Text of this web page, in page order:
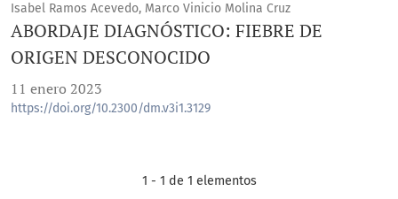
Isabel Ramos Acevedo, Marco Vinicio Molina Cruz
ABORDAJE DIAGNÓSTICO: FIEBRE DE
ORIGEN DESCONOCIDO
11 enero 2023
https://doi.org/10.2300/dm.v3i1.3129
1 - 1 de 1 elementos